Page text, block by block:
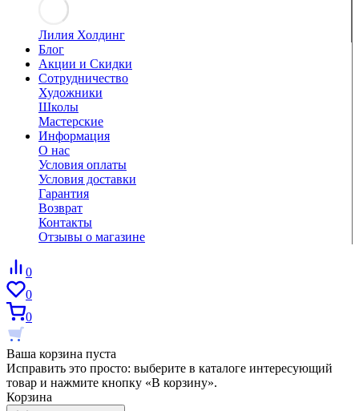
Лилия Холдинг
Блог
Акции и Скидки
Сотрудничество
Художники
Школы
Мастерские
Информация
О нас
Условия оплаты
Условия доставки
Гарантия
Возврат
Контакты
Отзывы о магазине
0
0
0
Ваша корзина пуста
Исправить это просто: выберите в каталоге интересующий
товар и нажмите кнопку «В корзину».
Корзина